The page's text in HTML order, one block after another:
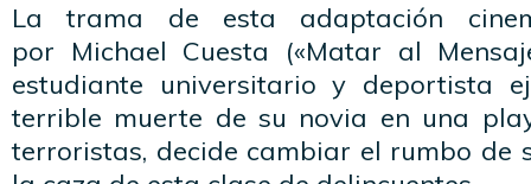
La trama de esta adaptación
por Michael Cuesta («Matar al
estudiante universitario y deportista
terrible muerte de su novia en una
terroristas, decide cambiar el rumbo de